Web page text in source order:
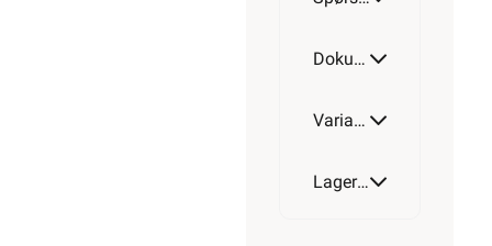
Dokumentasjon
Varianter av artikkel
Lagerstatus